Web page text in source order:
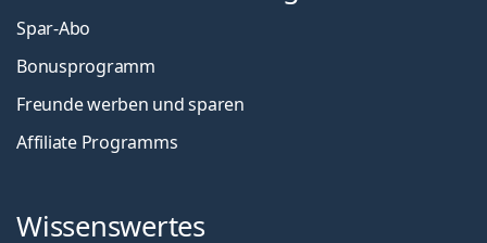
Spar-Abo
Bonusprogramm
Freunde werben und sparen
Affiliate Programms
Wissenswertes